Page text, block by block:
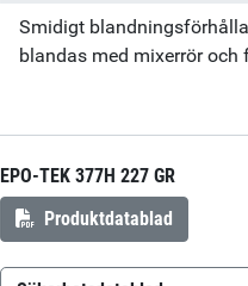
Smidigt
blandas med mixerrör
EPO-TEK 377H 227 GR
Produktdatablad